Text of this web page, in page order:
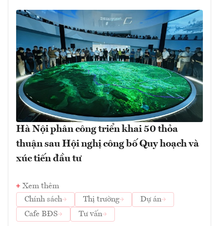
Hà Nội phân công triển khai 50 thỏa
thuận sau Hội nghị công bố Quy hoạch và
xúc tiến đầu tư
Xem thêm
Chính sách
Thị trường
Dự án
Cafe BĐS
Tư vấn